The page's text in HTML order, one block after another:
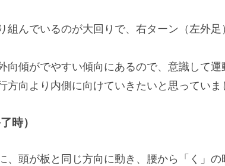
組んでいるのが大回りで、右ターン（左外
向傾がでやすい傾向にあるので、意識して運
方向より内側に向けていきたいと思っていま
時）
、頭が板と同じ方向に動き、腰から「く」の